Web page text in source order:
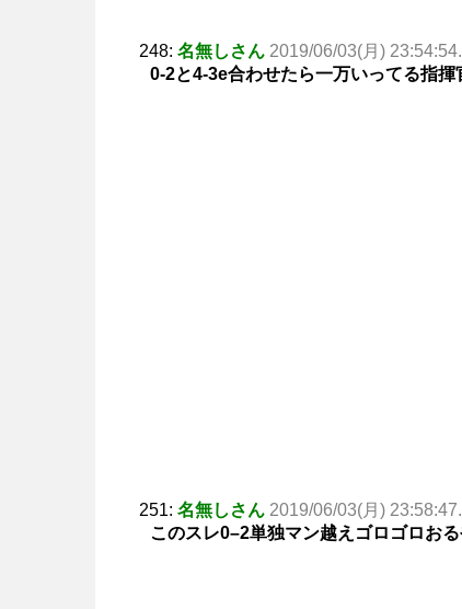
248: 名無しさん 2019/06/03(月)
0-2と4-3e合わせたら一万いってる指
251: 名無しさん 2019/06/03(月)
このスレ0–2単独マン越えゴロゴロお